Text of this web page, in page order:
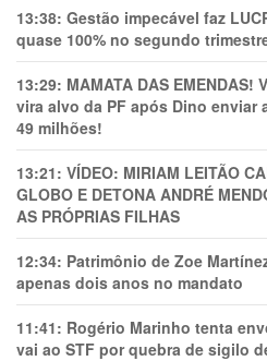
13:38: Gestão impecável faz
quase 100% no segundo
13:29: MAMATA DAS
vira alvo da PF após Dino enviar
49 milhões!
13:21: VÍDEO: MIRIAM LEITÃO
GLOBO E DETONA ANDRÉ
AS PRÓPRIAS FILHAS
12:34: Patrimônio de Zoe
apenas dois anos no mandato
11:41: Rogério Marinho tenta
vai ao STF por quebra de sigilo